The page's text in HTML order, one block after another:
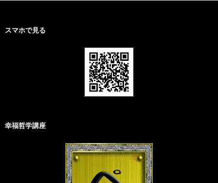
スマホで見る
幸福哲学講座